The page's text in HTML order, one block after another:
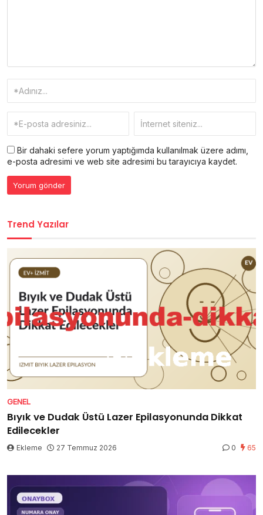
Bir dahaki sefere yorum yaptığımda kullanılmak üzere adımı,
e-posta adresimi ve web site adresimi bu tarayıcıya kaydet.
Trend Yazılar
GENEL
Bıyık ve Dudak Üstü Lazer Epilasyonunda Dikkat
Edilecekler
Ekleme 27 Temmuz 2026 0 65